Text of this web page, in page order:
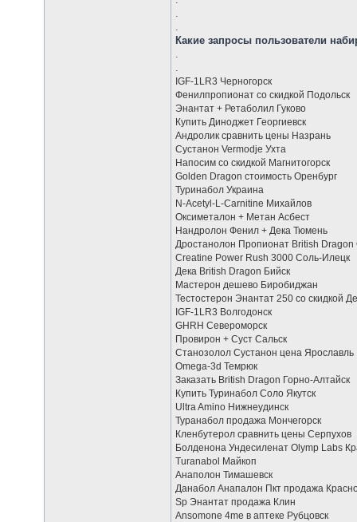
Какие запросы пользователи
IGF-1LR3 Черногорск
Фенилпропионат со скидкой Подольск
Энантат + Ретаболил Гуково
Купить Диноджет Георгиевск
Андролик сравнить цены Назрань
Сустанон Vermodje Ухта
Напосим со скидкой Магнитогорск
Golden Dragon стоимость Оренбург
Туринабол Украина
N-Acetyl-L-Carnitine Михайлов
Оксиметалон + Метан Асбест
Нандролон Фенил + Дека Тюмень
Дростанолон Пропионат British Dragon
Сreatine Power Rush 3000 Соль-Илецк
Дека British Dragon Бийск
Мастерон дешево Биробиджан
Тестостерон Энантат 250 со скидкой
IGF-1LR3 Волгодонск
GHRH Североморск
Провирон + Суст Сальск
Станозолол Сустанон цена Ярославль
Omega-3d Темрюк
Заказать British Dragon Горно-Алтайск
Купить Туринабол Соло Якутск
Ultra Amino Нижнеудинск
Туранабол продажа Мончегорск
Кленбутерол сравнить цены Серпухов
Болденона Ундесиленат Olymp Labs
Turanabol Майкоп
Анаполон Тимашевск
Данабол Анапалон Пкт продажа
Sp Энантат продажа Клин
Ansomone 4me в аптеке Рубцовск